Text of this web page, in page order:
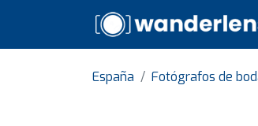
España Fotógrafos de